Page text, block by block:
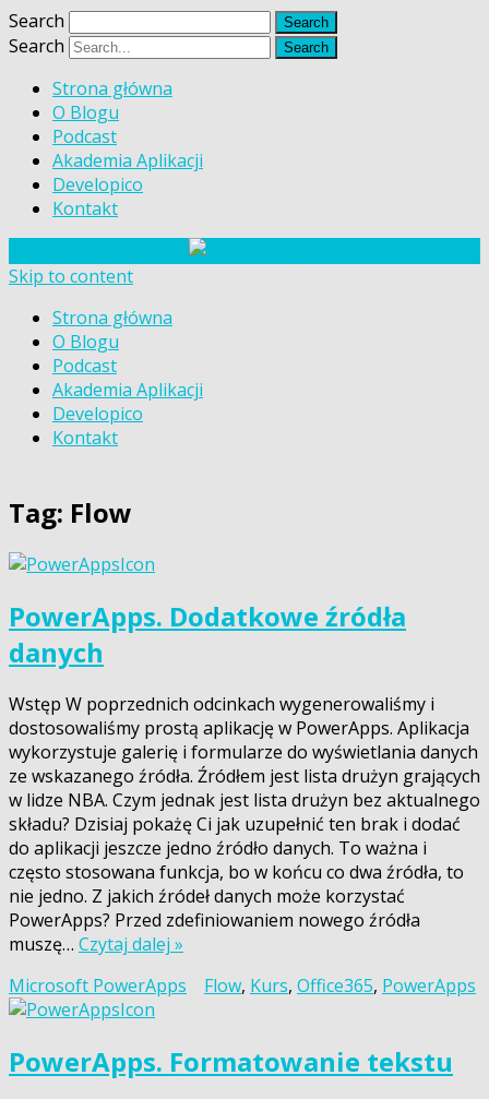
Search
Search
Strona główna
O Blogu
Podcast
Akademia Aplikacji
Developico
Kontakt
Skip to content
Strona główna
O Blogu
Podcast
Akademia Aplikacji
Developico
Kontakt
Tag: Flow
PowerApps. Dodatkowe źródła
danych
Wstęp W poprzednich odcinkach wygenerowaliśmy i
dostosowaliśmy prostą aplikację w PowerApps. Aplikacja
wykorzystuje galerię i formularze do wyświetlania danych
ze wskazanego źródła. Źródłem jest lista drużyn grających
w lidze NBA. Czym jednak jest lista drużyn bez aktualnego
składu? Dzisiaj pokażę Ci jak uzupełnić ten brak i dodać
do aplikacji jeszcze jedno źródło danych. To ważna i
często stosowana funkcja, bo w końcu co dwa źródła, to
nie jedno. Z jakich źródeł danych może korzystać
PowerApps? Przed zdefiniowaniem nowego źródła
muszę… Czytaj dalej »
Microsoft PowerApps
Flow, Kurs, Office365, PowerApps
PowerApps. Formatowanie tekstu